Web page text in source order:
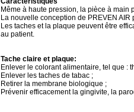
Même à haute pression, la pièce à main
La nouvelle conception de PREVEN
Les taches et la plaque peuvent être
au patient.
Tache claire et plaque:
Enlever le colorant alimentaire, tel que :
Enlever les taches de tabac ;
Retirer la membrane biologique ;
Prévenir efficacement la gingivite, la